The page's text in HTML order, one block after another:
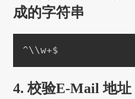
成的字符串
^\\w+$
4. 校验E-Mail 地址